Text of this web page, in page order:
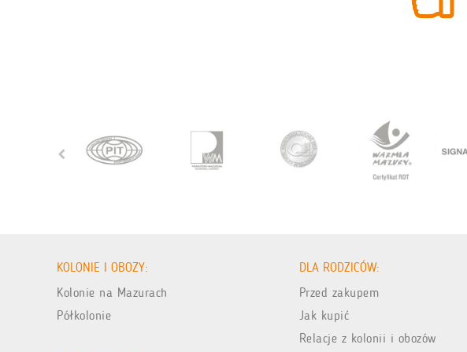
KOLONIE I OBOZY:
Kolonie na Mazurach
Półkolonie
DLA RODZICÓW:
Przed zakupem
Jak kupić
Relacje z kolonii i obozów